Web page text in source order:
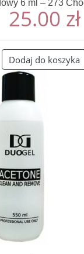
6 ml – 273
25.00 zł
Dodaj do koszyka